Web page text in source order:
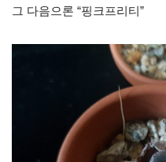
그 다음으론 “핑크프리티”